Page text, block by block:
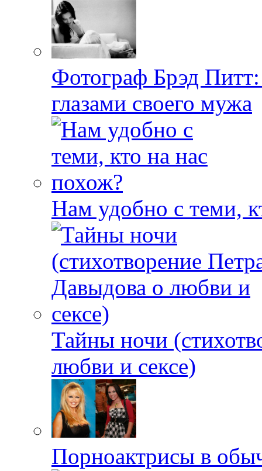
Фотограф Брэд
глазами своего мужа
Нам удобно с теми,
Тайны ночи
любви и сексе)
Порноактрисы в